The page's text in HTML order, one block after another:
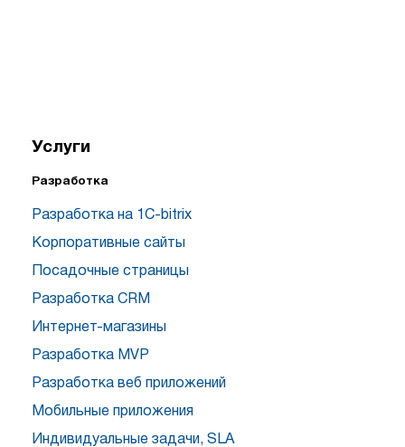
Услуги
Разработка
Разработка на 1C-bitrix
Корпоративные сайты
Посадочные страницы
Разработка CRM
Интернет-магазины
Разработка MVP
Разработка веб приложений
Мобильные приложения
Индивидуальные задачи, SLA